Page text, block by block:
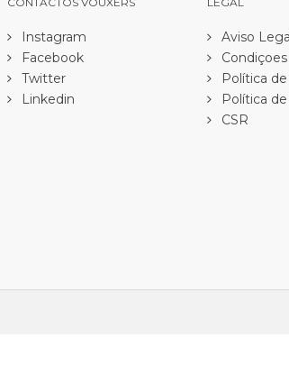
Instagram
Facebook
Twitter
Linkedin
Aviso Legal
Política
Política
CSR